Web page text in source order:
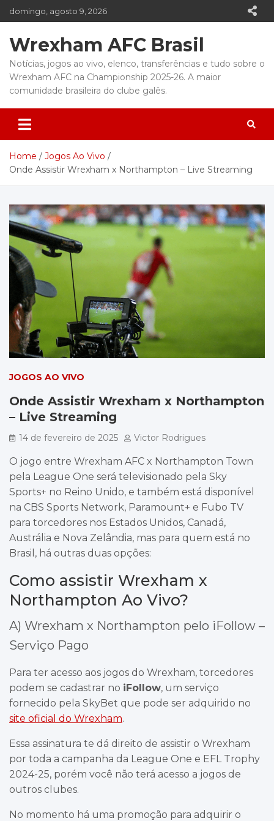
Skip
to
domingo, agosto 9, 2026
Wrexham AFC Brasil
Notícias, jogos ao vivo, elenco, transferências e tudo sobre o
Wrexham AFC na Championship 2025-26. A maior
comunidade brasileira do clube galês.
Home
Jogos Ao Vivo
Onde Assistir Wrexham x Northampton – Live Streaming
JOGOS AO VIVO
Onde Assistir Wrexham x Northampton
– Live Streaming
14 de fevereiro de 2025 Victor Rodrigues
O jogo entre Wrexham AFC x Northampton Town
pela League One será televisionado pela Sky
Sports+ no Reino Unido, e também está disponível
na CBS Sports Network, Paramount+ e Fubo TV
para torcedores nos Estados Unidos, Canadá,
Austrália e Nova Zelândia, mas para quem está no
Brasil, há outras duas opções:
Como assistir Wrexham x
Northampton Ao Vivo?
A) Wrexham x Northampton pelo iFollow –
Serviço Pago
Para ter acesso aos jogos do Wrexham, torcedores
podem se cadastrar no iFollow, um serviço
fornecido pela SkyBet que pode ser adquirido no
site oficial do Wrexham.
Essa assinatura te dá direito de assistir o Wrexham
por toda a campanha da League One e EFL Trophy
2024-25, porém você não terá acesso a jogos de
outros clubes.
No momento há uma promoção para adquirir o